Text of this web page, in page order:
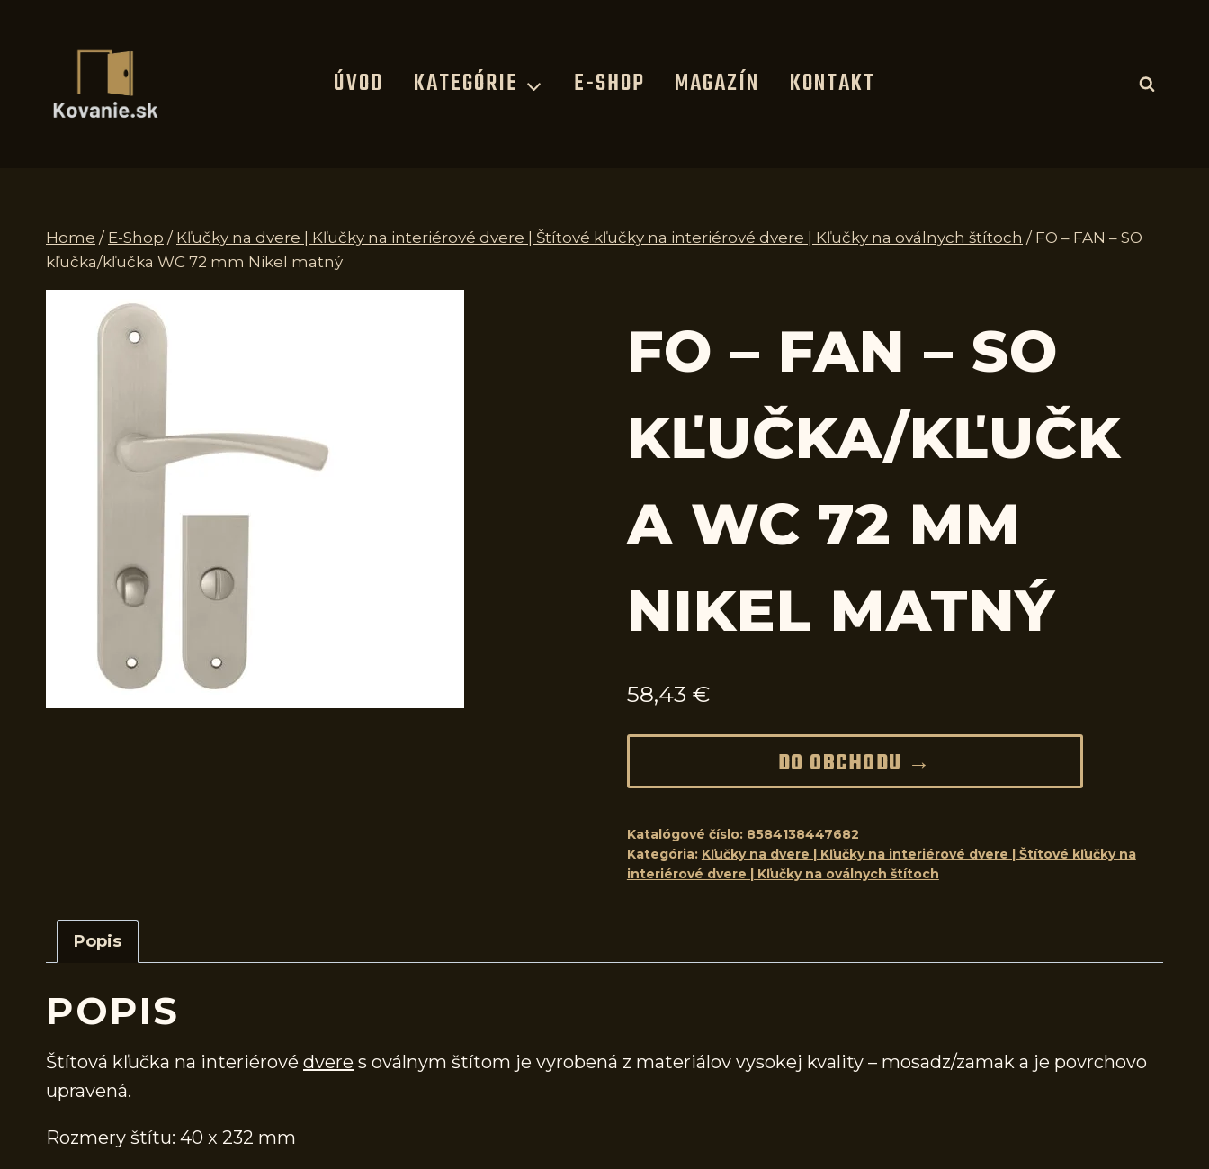
ÚVOD KATEGÓRIE E-SHOP MAGAZÍN KONTAKT
Home / E-Shop / Kľučky na dvere | Kľučky na interiérové dvere | Štítové kľučky na interiérové dvere | Kľučky na oválnych štítoch / FO – FAN – SO
kľučka/kľučka WC 72 mm Nikel matný
FO – FAN – SO
KĽUČKA/KĽUČK
A WC 72 MM
NIKEL MATNÝ
58,43 €
DO OBCHODU →
Katalógové číslo: 8584138447682
Kategória: Kľučky na dvere | Kľučky na interiérové dvere | Štítové kľučky na
interiérové dvere | Kľučky na oválnych štítoch
Popis
POPIS
Štítová kľučka na interiérové dvere s oválnym štítom je vyrobená z materiálov vysokej kvality – mosadz/zamak a je povrchovo
upravená.
Rozmery štítu: 40 x 232 mm